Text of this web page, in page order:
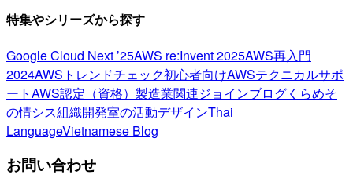
特集やシリーズから探す
Google Cloud Next ’25AWS re:Invent 2025AWS再入門
2024AWSトレンドチェック初心者向けAWSテクニカルサポ
ートAWS認定（資格） 製造業関連ジョインブログくらめそ
の情シス組織開発室の活動デザインThai
LanguageVietnamese Blog
お問い合わせ